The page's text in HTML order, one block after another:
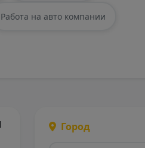
Работа на авто компании
Город